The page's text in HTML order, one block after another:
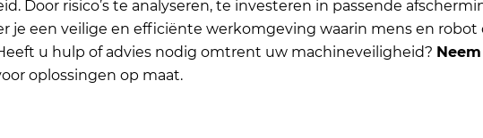
Door risico’s te analyseren, te investeren in passende
je een veilige en efficiënte werkomgeving waarin mens en robot
u hulp of advies nodig omtrent uw machineveiligheid?
oplossingen op maat.